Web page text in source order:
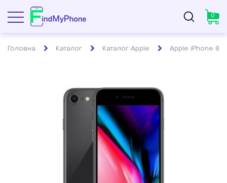
0
toggle navigation
Головна Каталог Каталог Apple Apple iPhone 8